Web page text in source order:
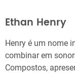
Ethan Henry
Henry é um nome
combinar em
Compostos,